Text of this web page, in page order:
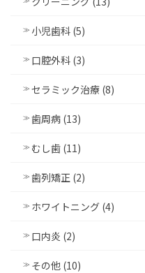
小児歯科 (5)
口腔外科 (3)
セラミック治療 (8)
歯周病 (13)
むし歯 (11)
歯列矯正 (2)
ホワイトニング (4)
口内炎 (2)
その他 (10)